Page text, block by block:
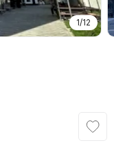
1/12